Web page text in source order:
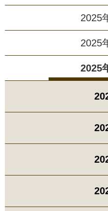
2025
2025
2025